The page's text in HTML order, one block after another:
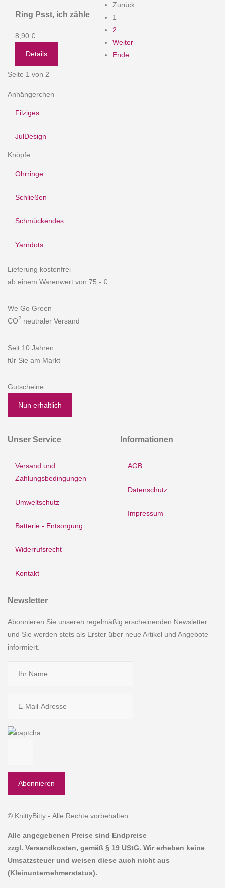
Ring Psst, ich zähle
8,90 €
Details
Zurück
1
2
Weiter
Ende
Seite 1 von 2
Anhängerchen
Filziges
JulDesign
Knöpfe
Ohrringe
Schließen
Schmückendes
Yarndots
Lieferung kostenfrei
ab einem Warenwert von 75,- €
We Go Green
CO2 neutraler Versand
Seit 10 Jahren
für Sie am Markt
Gutscheine
Nun erhältlich
Unser Service
Versand und
Zahlungsbedingungen
Umweltschutz
Batterie - Entsorgung
Widerrufsrecht
Kontakt
Informationen
AGB
Datenschutz
Impressum
Newsletter
Abonnieren Sie unseren regelmäßig erscheinenden Newsletter
und Sie werden stets als Erster über neue Artikel und Angebote
informiert.
© KnittyBitty - Alle Rechte vorbehalten
Alle angegebenen Preise sind Endpreise
zzgl. Versandkosten, gemäß § 19 UStG. Wir erheben keine
Umsatzsteuer und weisen diese auch nicht aus
(Kleinunternehmerstatus).